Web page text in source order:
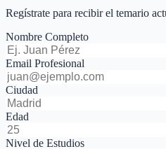
Regístrate para recibir el temario
Nombre Completo
Email Profesional
Ciudad
Edad
Nivel de Estudios